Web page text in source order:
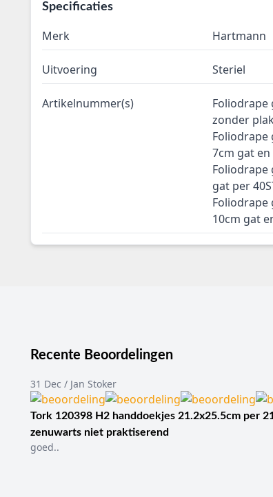
Specificaties
Merk Hartmann
Uitvoering Steriel
Artikelnummer(s)
Foliodrape
zonder
Foliodrape
7cm gat en
Foliodrape
gat per
Foliodrape
10cm gat
Recente Beoordelingen
31 Dec / Jan Stoker
Tork 120398 H2 handdoekjes 21.2x25.5cm per
zenuwarts niet praktiserend
goed..